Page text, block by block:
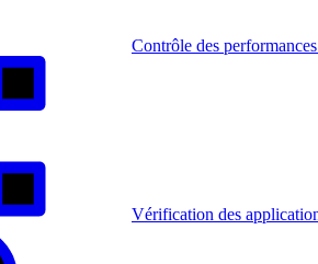
Contrôle des
Vérification des